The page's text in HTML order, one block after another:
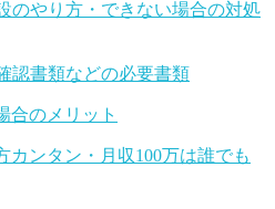
のやり方・できない場合の対処
認書類などの必要書類
合のメリット
ンタン・月収100万は誰でも